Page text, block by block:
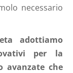
necessario
adottiamo
per la
avanzate che